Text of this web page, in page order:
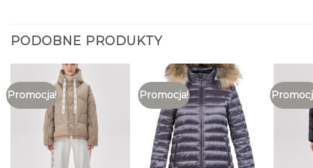
PODOBNE PRODUKTY
Promocja! Promocja!